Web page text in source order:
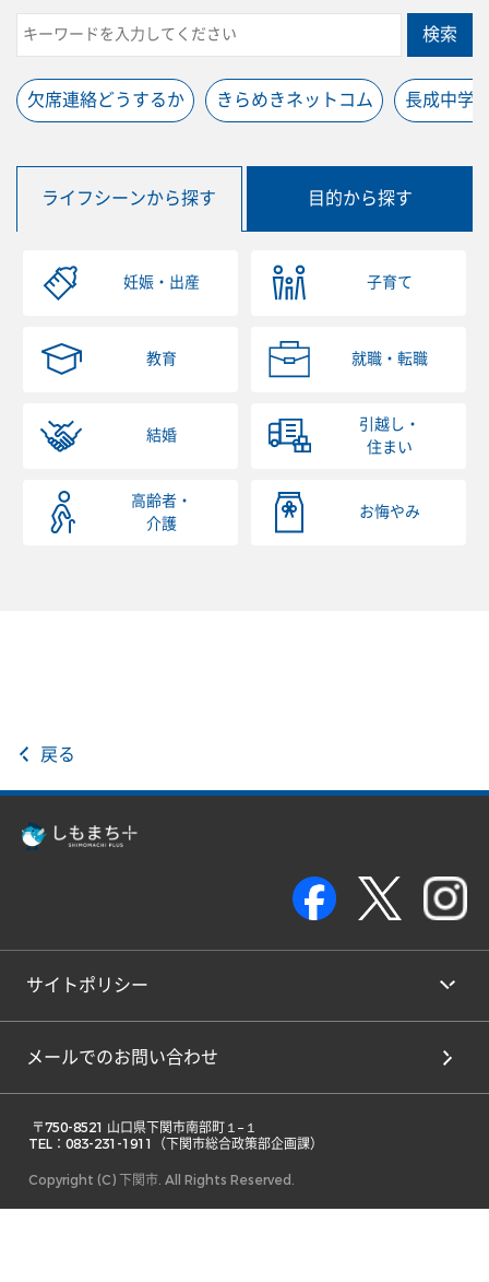
検索
欠席連絡どうするか きらめきネットコム 長成中学
ライフシーンから探す 目的から探す
妊娠・出産 子育て
教育 就職・転職
結婚
引越し・
住まい
高齢者・
介護
お悔やみ
戻る
サイトポリシー
メールでのお問い合わせ
TEL：083-231-1911（下関市総合政策部企画課）
Copyright (C) 下関市. All Rights Reserved.